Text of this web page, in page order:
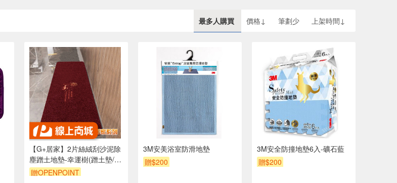
最多人購買 價格↓ 筆劃少 上架時間↓
【G+居家】2片絲絨刮沙泥除
塵蹭土地墊-幸運樹(蹭土墊/防
滑墊/防油墊/絨毛地墊)
贈OPENPOINT
3M安美浴室防滑地墊
贈$200
3M安全防撞地墊6入-礦石藍
贈$200